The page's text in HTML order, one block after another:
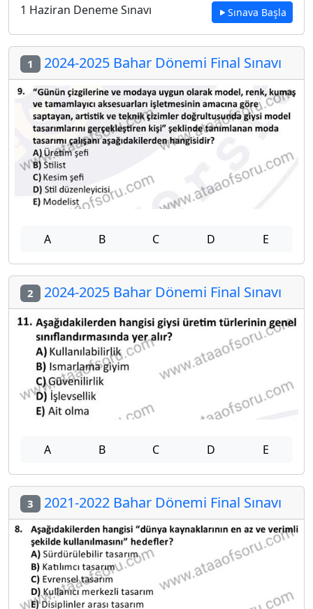
1 Haziran Deneme Sınavı Sınava Başla
1 2024-2025 Bahar Dönemi Final Sınavı
A B C D E
2 2024-2025 Bahar Dönemi Final Sınavı
A B C D E
3 2021-2022 Bahar Dönemi Final Sınavı